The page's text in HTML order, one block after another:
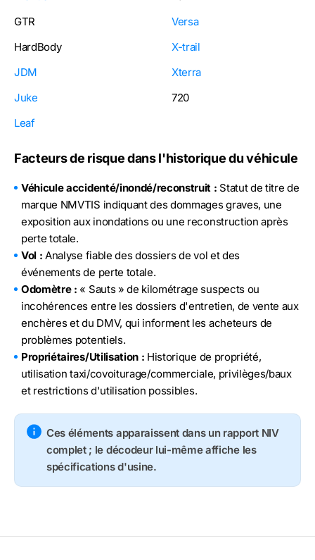
GTR
HardBody
JDM
Juke
Leaf
Versa
X-trail
Xterra
720
Facteurs de risque dans l'historique du véhicule
Véhicule accidenté/inondé/reconstruit : Statut de titre de
marque NMVTIS indiquant des dommages graves, une
exposition aux inondations ou une reconstruction après
perte totale.
Vol : Analyse fiable des dossiers de vol et des
événements de perte totale.
Odomètre : « Sauts » de kilométrage suspects ou
incohérences entre les dossiers d'entretien, de vente aux
enchères et du DMV, qui informent les acheteurs de
problèmes potentiels.
Propriétaires/Utilisation : Historique de propriété,
utilisation taxi/covoiturage/commerciale, privilèges/baux
et restrictions d'utilisation possibles.
Ces éléments apparaissent dans un rapport NIV
complet ; le décodeur lui-même affiche les
spécifications d'usine.